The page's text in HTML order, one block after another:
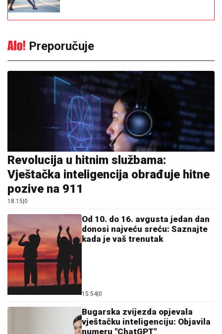
Preporučuje
Revolucija u hitnim službama:
Vještačka inteligencija obrađuje hitne
pozive na 911
18:15 0
Od 10. do 16. avgusta jedan dan
donosi najveću sreću: Saznajte
kada je vaš trenutak
15:54 0
Bugarska zvijezda opjevala
vještačku inteligenciju: Objavila
numeru "ChatGPT"